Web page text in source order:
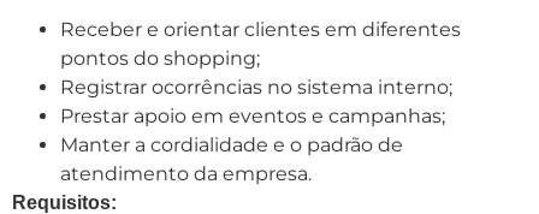
Receber e orientar clientes em diferentes
pontos do shopping;
Registrar ocorrências no sistema interno;
Prestar apoio em eventos e campanhas;
Manter a cordialidade e o padrão de
atendimento da empresa.
Requisitos: